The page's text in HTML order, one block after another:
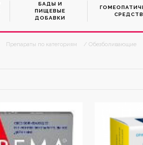
БАДЫ И
ПИЩЕВЫЕ
ДОБАВКИ
Препараты по категориям / Обезболивающие